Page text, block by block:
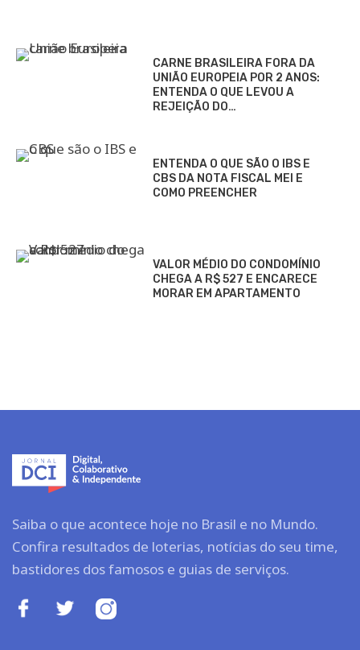
CARNE BRASILEIRA FORA DA
UNIÃO EUROPEIA POR 2 ANOS:
ENTENDA O QUE LEVOU A
REJEIÇÃO DO…
ENTENDA O QUE SÃO O IBS E
CBS DA NOTA FISCAL MEI E
COMO PREENCHER
VALOR MÉDIO DO CONDOMÍNIO
CHEGA A R$ 527 E ENCARECE
MORAR EM APARTAMENTO
Saiba o que acontece hoje no Brasil e no Mundo.
Confira resultados de loterias, notícias do seu time,
bastidores dos famosos e guias de serviços.